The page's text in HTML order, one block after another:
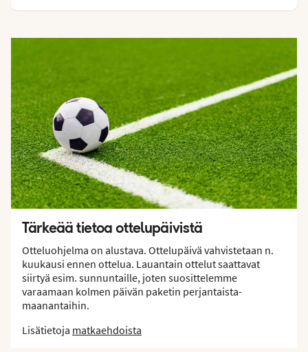
Tärkeää tietoa ottelupäivistä
Otteluohjelma on alustava. Ottelupäivä vahvistetaan n.
kuukausi ennen ottelua. Lauantain ottelut saattavat
siirtyä esim. sunnuntaille, joten suosittelemme
varaamaan kolmen päivän paketin perjantaista-
maanantaihin.
Lisätietoja matkaehdoista